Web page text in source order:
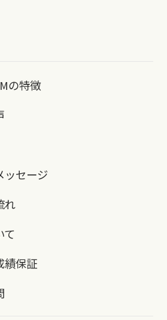
の特徴
ッセージ
れ
て
績保証